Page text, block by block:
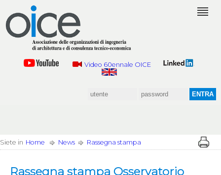
Video 60ennale OICE
Siete in Home News Rassegna stampa
Rassegna stampa Osservatorio